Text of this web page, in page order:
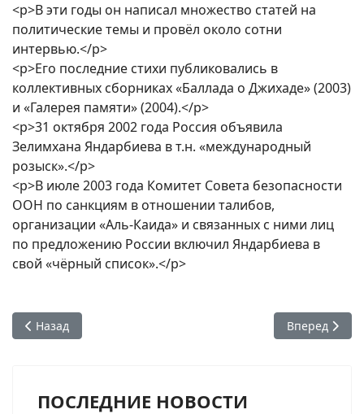
<p>В эти годы он написал множество статей на
политические темы и провёл около сотни
интервью.</p>
<p>Его последние стихи публиковались в
коллективных сборниках «Баллада о Джихаде» (2003)
и «Галерея памяти» (2004).</p>
<p>31 октября 2002 года Россия объявила
Зелимхана Яндарбиева в т.н. «международный
розыск».</p>
<p>В июле 2003 года Комитет Совета безопасности
ООН по санкциям в отношении талибов,
организации «Аль-Каида» и связанных с ними лиц
по предложению России включил Яндарбиева в
свой «чёрный список».</p>
Предыдущий: Конституция Чеченской Республики
Назад Следующий:
Вперед
ПОСЛЕДНИЕ НОВОСТИ